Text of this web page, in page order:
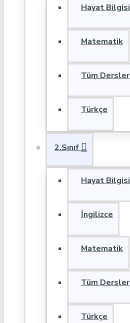
Hayat Bilgisi
Matematik
Tüm Dersler
Türkçe
2.Sınıf
Hayat Bilgisi
İngilizce
Matematik
Tüm Dersler
Türkçe